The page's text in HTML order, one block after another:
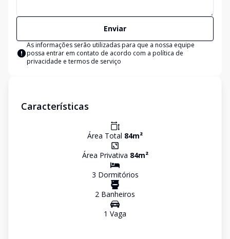
Enviar
As informações serão utilizadas para que a nossa equipe
possa entrar em contato de acordo com a política de
privacidade e termos de serviço
Características
Área Total 84m²
Área Privativa 84m²
3 Dormitórios
2 Banheiros
1 Vaga